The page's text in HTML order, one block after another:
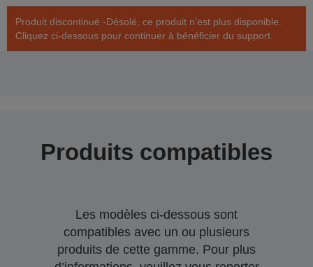
Produit discontinué -Désolé, ce produit n’est plus disponible.
Cliquez ci-dessous pour continuer à bénéficier du support.
Produits compatibles
Les modèles ci-dessous sont
compatibles avec un ou plusieurs
produits de cette gamme. Pour plus